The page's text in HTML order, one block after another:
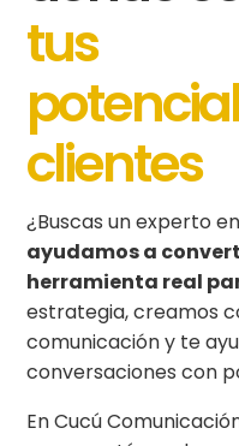
tus
clientes
¿Buscas unexperto en
ayudamos a
herramienta real
estrategia, creamos
comunicación y te
conversaciones con
En Cucú